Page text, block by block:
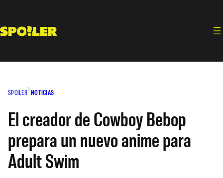
contenido
SPOILER NOTICIAS
El creador de Cowboy Bebop
prepara un nuevo anime para
Adult Swim